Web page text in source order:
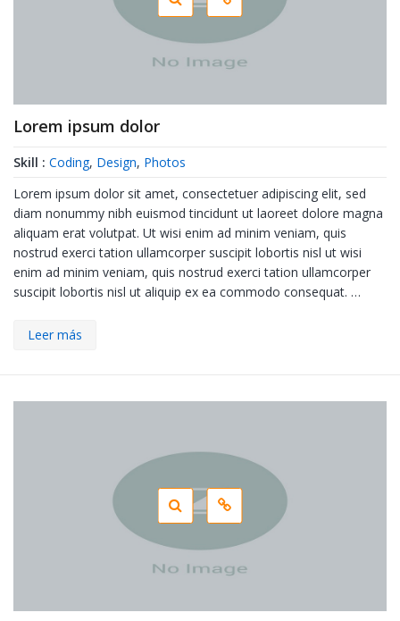
Lorem ipsum dolor
Skill : Coding, Design, Photos
Lorem ipsum dolor sit amet, consectetuer adipiscing elit, sed
diam nonummy nibh euismod tincidunt ut laoreet dolore magna
aliquam erat volutpat. Ut wisi enim ad minim veniam, quis
nostrud exerci tation ullamcorper suscipit lobortis nisl ut wisi
enim ad minim veniam, quis nostrud exerci tation ullamcorper
suscipit lobortis nisl ut aliquip ex ea commodo consequat. …
Leer más